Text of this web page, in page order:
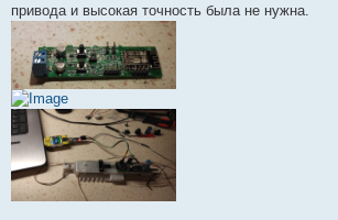
привода и высокая точность была не нужна.